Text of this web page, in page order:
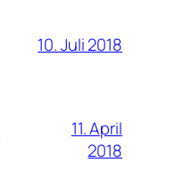
10. Juli 2018
11. April
2018